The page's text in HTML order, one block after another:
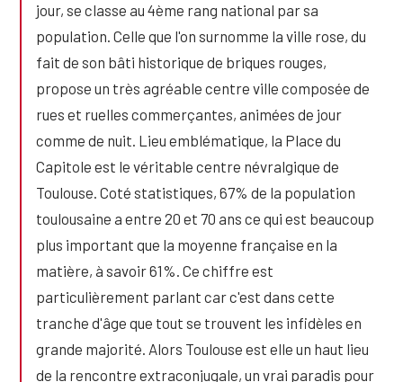
jour, se classe au 4ème rang national par sa
population. Celle que l'on surnomme la ville rose, du
fait de son bâti historique de briques rouges,
propose un très agréable centre ville composée de
rues et ruelles commerçantes, animées de jour
comme de nuit. Lieu emblématique, la Place du
Capitole est le véritable centre névralgique de
Toulouse. Coté statistiques, 67% de la population
toulousaine a entre 20 et 70 ans ce qui est beaucoup
plus important que la moyenne française en la
matière, à savoir 61%. Ce chiffre est
particulièrement parlant car c'est dans cette
tranche d'âge que tout se trouvent les infidèles en
grande majorité. Alors Toulouse est elle un haut lieu
de la rencontre extraconjugale, un vrai paradis pour